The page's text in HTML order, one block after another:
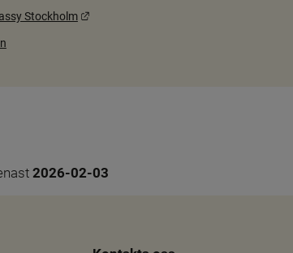
Stockholm
2026-02-03